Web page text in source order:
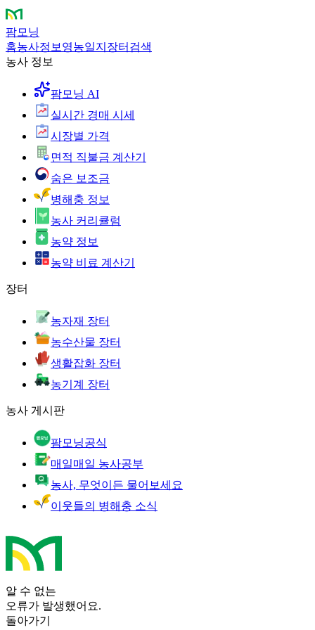
팜모닝
홈농사정보 영농일지 장터 검색
농사 정보
팜모닝 AI
실시간 경매 시세
시장별 가격
면적 직불금 계산기
숨은 보조금
병해충 정보
농사 커리큘럼
농약 정보
농약 비료 계산기
장터
농자재 장터
농수산물 장터
생활잡화 장터
농기계 장터
농사 게시판
팜모닝공식
매일매일 농사공부
농사, 무엇이든 물어보세요
이웃들의 병해충 소식
알 수 없는
오류가 발생했어요.
돌아가기